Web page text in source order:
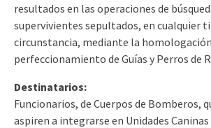
resultados en las operaciones de
supervivientes sepultados, en cualquier
circunstancia, mediante la
perfeccionamiento de Guías y Perros de
Destinatarios:
Funcionarios, de Cuerpos de Bomberos,
aspiren a integrarse en Unidades